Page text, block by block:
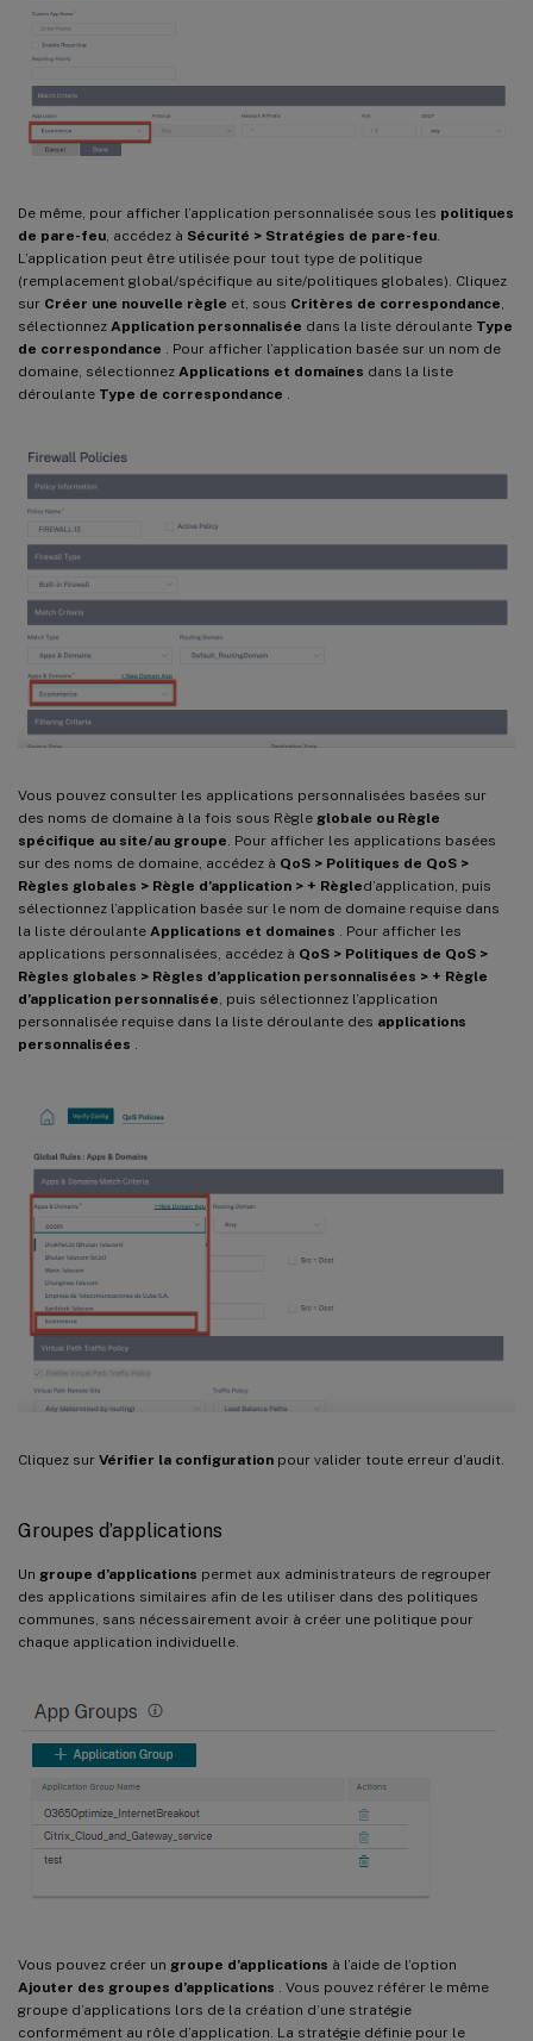
De même, pour afficher l’application personnalisée sous les politiques
de pare-feu, accédez à Sécurité > Stratégies de pare-feu.
L’application peut être utilisée pour tout type de politique
(remplacement global/spécifique au site/politiques globales). Cliquez
sur Créer une nouvelle règle et, sous Critères de correspondance,
sélectionnez Application personnalisée dans la liste déroulante Type
de correspondance . Pour afficher l’application basée sur un nom de
domaine, sélectionnez Applications et domaines dans la liste
déroulante Type de correspondance .
Vous pouvez consulter les applications personnalisées basées sur
des noms de domaine à la fois sous Règle globale ou Règle
spécifique au site/au groupe. Pour afficher les applications basées
sur des noms de domaine, accédez à QoS > Politiques de QoS >
Règles globales > Règle d’application > + Règled’application, puis
sélectionnez l’application basée sur le nom de domaine requise dans
la liste déroulante Applications et domaines . Pour afficher les
applications personnalisées, accédez à QoS > Politiques de QoS >
Règles globales > Règles d’application personnalisées > + Règle
d’application personnalisée, puis sélectionnez l’application
personnalisée requise dans la liste déroulante des applications
personnalisées .
Cliquez sur Vérifier la configuration pour valider toute erreur d’audit.
Groupes d’applications
Un groupe d’applications permet aux administrateurs de regrouper
des applications similaires afin de les utiliser dans des politiques
communes, sans nécessairement avoir à créer une politique pour
chaque application individuelle.
Vous pouvez créer un groupe d’applications à l’aide de l’option
Ajouter des groupes d’applications . Vous pouvez référer le même
groupe d’applications lors de la création d’une stratégie
conformément au rôle d’application. La stratégie définie pour le